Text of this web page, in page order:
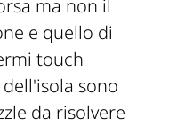
ma non il
e quello di
touch
sono
da risolvere